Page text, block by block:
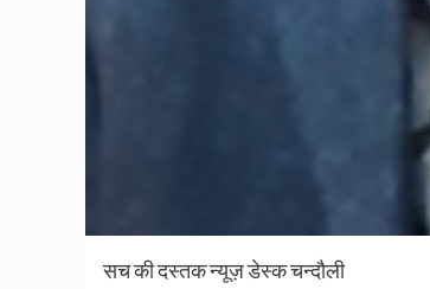
सच की दस्तक न्यूज़ डेस्क चन्दौली